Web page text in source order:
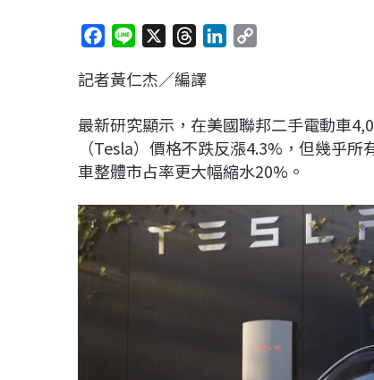
c
b
o
o
n
r
a
d
s
e
d
I
L
i
n
記者黃仁杰／編譯
最新研究顯示，在美國聯邦二手電動車
（Tesla） 價格不跌反漲4.3%，但幾乎所
車整體市占率更大幅縮水20%。